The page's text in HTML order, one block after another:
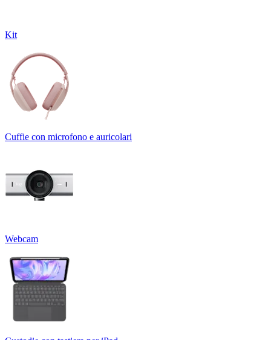
Kit
Cuffie con microfono e auricolari
Webcam